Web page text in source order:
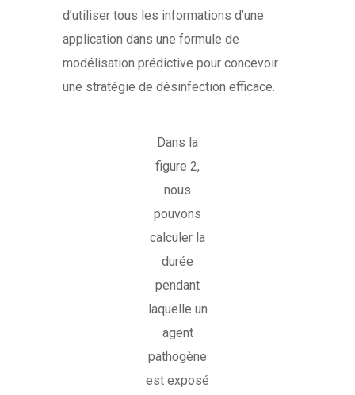
d’utiliser tous les informations d’une
application dans une formule de
modélisation prédictive pour concevoir
une stratégie de désinfection efficace.
Dans la
figure 2,
nous
pouvons
calculer la
durée
pendant
laquelle un
agent
pathogène
est exposé